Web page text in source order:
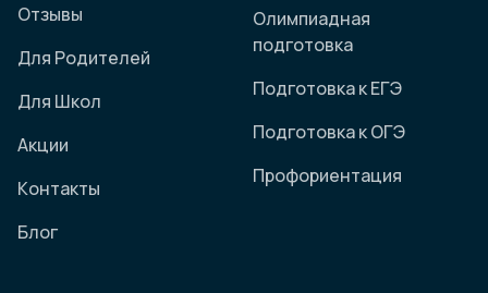
Отзывы
Для Родителей
Для Школ
Акции
Контакты
Блог
Олимпиадная
подготовка
Подготовка к ЕГЭ
Подготовка к ОГЭ
Профориентация